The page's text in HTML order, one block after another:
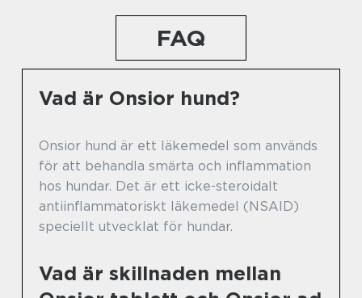
FAQ
Vad är Onsior hund?
Onsior hund är ett läkemedel som används
för att behandla smärta och inflammation
hos hundar. Det är ett icke-steroidalt
antiinflammatoriskt läkemedel (NSAID)
speciellt utvecklat för hundar.
Vad är skillnaden mellan